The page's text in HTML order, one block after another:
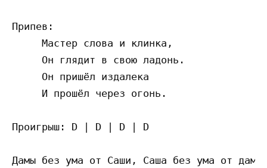
Припев:
     Мастер слова и клинка,
     Он глядит в свою ладонь.
     Он пришёл издалека
     И прошёл через огонь.
Проигрыш: D | D | D | D
Дамы без ума от Саши, Саша без ума от дам,